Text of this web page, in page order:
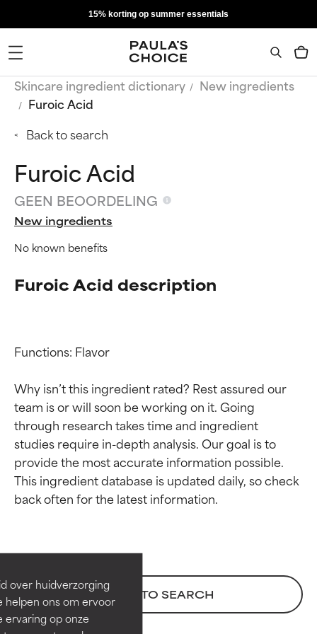
over huidverzorging
helpen ons om ervoor
ervaring op onze
15% korting op summer essentials
Skincare ingredient dictionary
New ingredients
Furoic Acid
Back to search
Furoic Acid
GEEN BEOORDELING
New ingredients
No known benefits
Furoic Acid description
Functions: Flavor
Why isn’t this ingredient rated? Rest assured our
team is or will soon be working on it. Going
through research takes time and ingredient
studies require in-depth analysis. Our goal is to
provide the most accurate information possible.
This ingredient database is updated daily, so check
BACK TO SEARCH
Beoordelingen van
Bewezen en ondersteund door
onafhankelijk onderzoek.
Uitstekend actief ingrediënt
voor de meeste huidtypen of
Beoordelingen van
Bewezen en ondersteund door
onafhankelijk onderzoek.
Uitstekend actief ingrediënt
voor de meeste huidtypen of